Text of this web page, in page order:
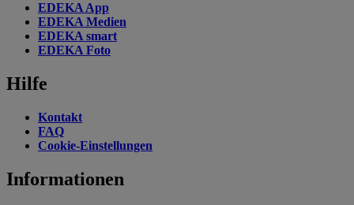
EDEKA App
EDEKA Medien
EDEKA smart
EDEKA Foto
Hilfe
Kontakt
FAQ
Cookie-Einstellungen
Informationen